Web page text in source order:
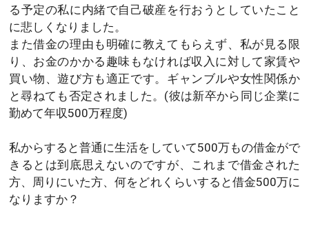
る予定の私に内緒で自己破産を行おうとしていたこと
に悲しくなりました。
また借金の理由も明確に教えてもらえず、私が見る限
り、お金のかかる趣味もなければ収入に対して家賃や
買い物、遊び方も適正です。ギャンブルや女性関係か
と尋ねても否定されました。(彼は新卒から同じ企業に
勤めて年収500万程度)
私からすると普通に生活をしていて500万もの借金がで
きるとは到底思えないのですが、これまで借金された
方、周りにいた方、何をどれくらいすると借金500万に
なりますか？